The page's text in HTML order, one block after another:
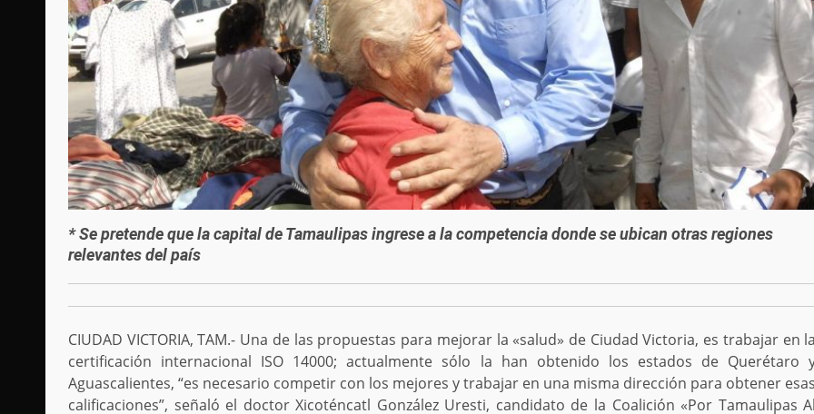
* Se pretende que la capital de Tamaulipas ingrese a la competencia donde se ubican otras regiones
relevantes del país
CIUDAD VICTORIA, TAM.- Una de las propuestas para mejorar la «salud» de Ciudad Victoria, es trabajar en
certificación internacional ISO 14000; actualmente sólo la han obtenido los estados de Querétaro
Aguascalientes, “es necesario competir con los mejores y trabajar en una misma dirección para obtener
calificaciones”, señaló el doctor Xicoténcatl González Uresti, candidato de la Coalición «Por Tamaulipas